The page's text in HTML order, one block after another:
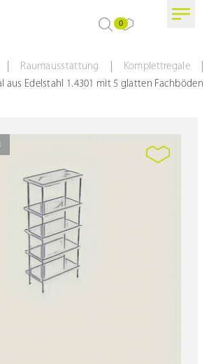
0
Raumausstattung Komplettregale
aus Edelstahl 1.4301 mit 5 glatten Fachböden